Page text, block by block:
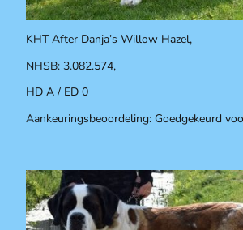
KHT After Danja’s Willow Hazel,
NHSB: 3.082.574,
HD A / ED 0
Aankeuringsbeoordeling: Goedgekeurd